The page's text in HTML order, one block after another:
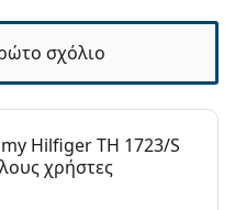
σχόλιο
Hilfiger TH 1723/S
χρήστες